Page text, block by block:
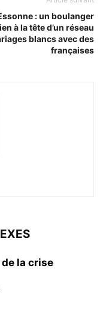
: un boulanger
à la tête d’un réseau
blancs avec des
françaises
la crise